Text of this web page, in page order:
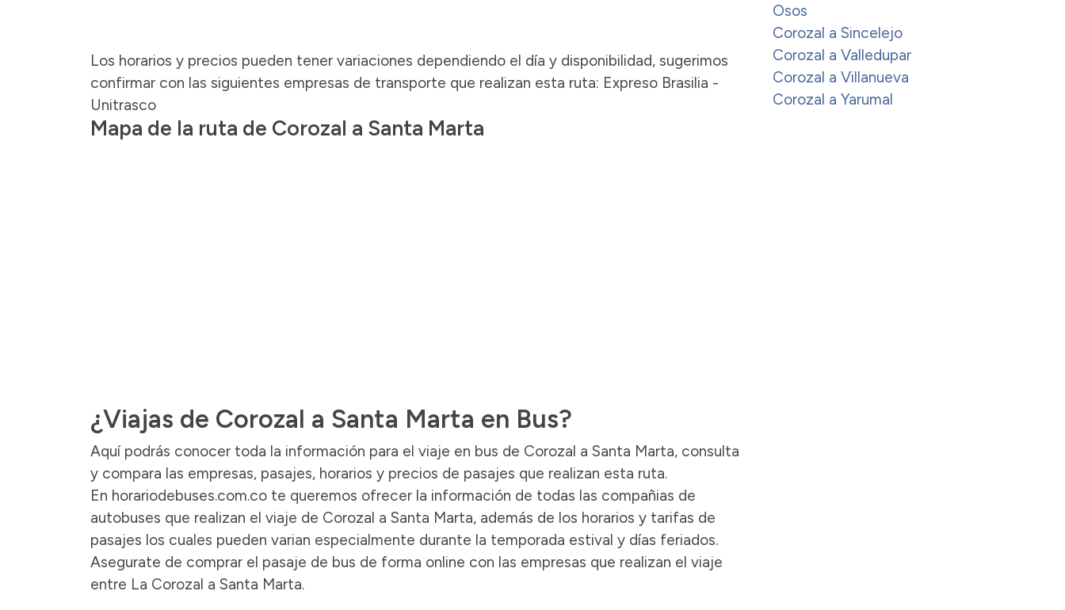
Los horarios y precios pueden tener variaciones dependiendo el día y disponibilidad, sugerimos
confirmar con las siguientes empresas de transporte que realizan esta ruta: Expreso Brasilia -
Unitrasco
Mapa de la ruta de Corozal a Santa Marta
¿Viajas de Corozal a Santa Marta en Bus?
Aquí podrás conocer toda la información para el viaje en bus de Corozal a Santa Marta, consulta
y compara las empresas, pasajes, horarios y precios de pasajes que realizan esta ruta.
En horariodebuses.com.co te queremos ofrecer la información de todas las compañias de
autobuses que realizan el viaje de Corozal a Santa Marta, además de los horarios y tarifas de
pasajes los cuales pueden varian especialmente durante la temporada estival y días feriados.
Asegurate de comprar el pasaje de bus de forma online con las empresas que realizan el viaje
entre La Corozal a Santa Marta.
Osos
Corozal a Sincelejo
Corozal a Valledupar
Corozal a Villanueva
Corozal a Yarumal